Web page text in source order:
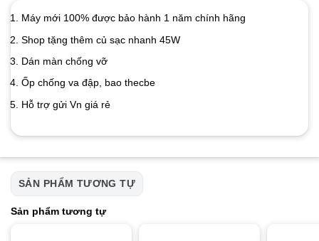
Máy mới 100% được bảo hành 1 năm chính hãng
Shop tặng thêm củ sạc nhanh 45W
Dán màn chống vỡ
Ốp chống va đập, bao thecbe
Hỗ trợ gửi Vn giá rẻ
SẢN PHẨM TƯƠNG TỰ
Sản phẩm tương tự